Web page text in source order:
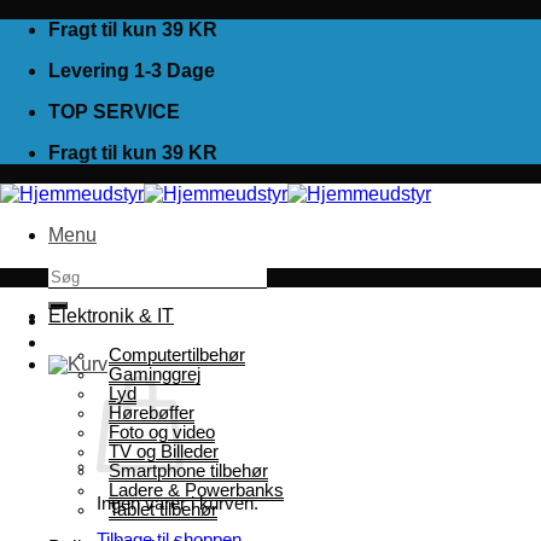
Fortsæt
indhold
Fragt til kun 39 KR
Levering 1-3 Dage
TOP SERVICE
Fragt til kun 39 KR
Menu
Søg
efter:
Ingen varer i kurven.
Elektronik & IT
Computertilbehør
Gaminggrej
Lyd
Hørebøffer
Foto og video
TV og Billeder
Smartphone tilbehør
Ladere & Powerbanks
Tablet tilbehør